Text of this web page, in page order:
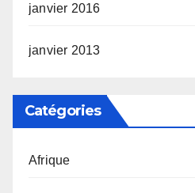
janvier 2016
janvier 2013
Catégories
Afrique